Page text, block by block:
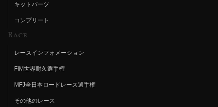
キットパーツ
コンプリート
Race
レースインフォメーション
FIM世界耐久選手権
MFJ全日本ロードレース選手権
その他のレース